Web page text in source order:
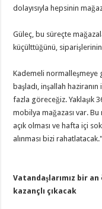
dolayısıyla hepsinin
Güleç, bu süreçte
küçülttüğünü,
Kademeli normalleşmeye
başladı, inşallah
fazla göreceğiz. Yaklaşık
mobilya mağazası var. Bu
açık olması ve hafta içi
alınması bizi
Vatandaşlarımız bir
kazançlı çıkacak